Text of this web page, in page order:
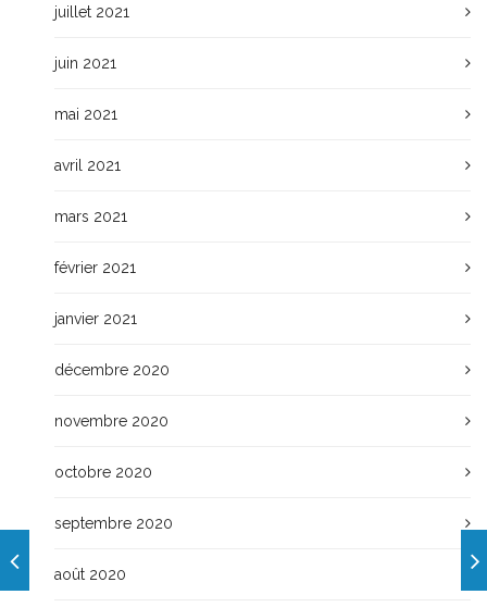
juillet 2021
juin 2021
mai 2021
avril 2021
mars 2021
février 2021
janvier 2021
décembre 2020
novembre 2020
octobre 2020
septembre 2020
août 2020